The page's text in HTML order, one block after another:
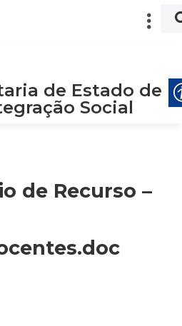
de Estado de
Social
de Recurso –